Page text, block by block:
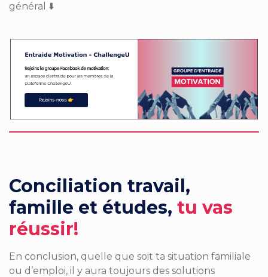
général ⬇️
Conciliation travail,
famille et études, tu vas
réussir!
En conclusion, quelle que soit ta situation familiale
ou d’emploi, il y aura toujours des solutions